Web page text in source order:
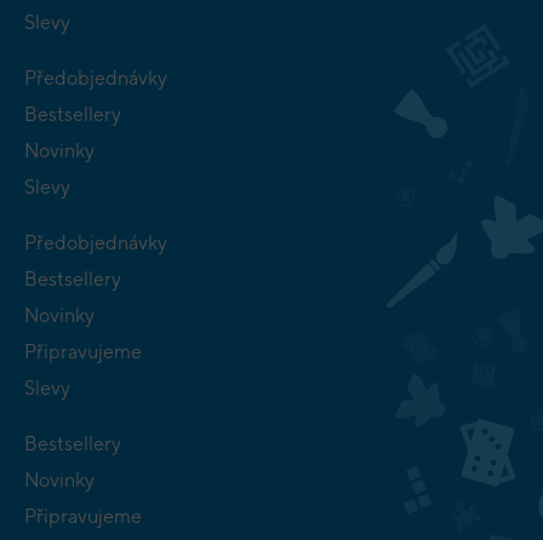
Slevy
Předobjednávky
Bestsellery
Novinky
Slevy
Předobjednávky
Bestsellery
Novinky
Připravujeme
Slevy
Bestsellery
Novinky
Připravujeme